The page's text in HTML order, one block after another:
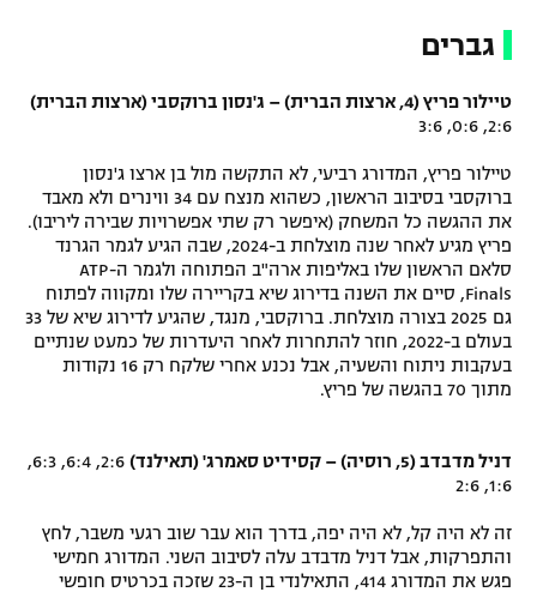
גברים
טיילור פריץ (4, ארצות הברית) – ג'נסון ברוקסבי (ארצות הברית)
2:6, 0:6, 3:6
טיילור פריץ, המדורג רביעי, לא התקשה מול בן ארצו ג'נסון
ברוקסבי בסיבוב הראשון, כשהוא מנצח עם 34 ווינרים ולא מאבד
את ההגשה כל המשחק (איפשר רק שתי אפשרויות שבירה ליריבו).
פריץ מגיע לאחר שנה מוצלחת ב-2024, שבה הגיע לגמר הגרנד
סלאם הראשון שלו באליפות ארה"ב הפתוחה ולגמר ה-ATP
Finals, סיים את השנה בדירוג שיא בקריירה שלו ומקווה לפתוח
גם 2025 בצורה מוצלחת. ברוקסבי, מנגד, שהגיע לדירוג שיא של 33
בעולם ב-2022, חוזר להתחרות לאחר היעדרות של כמעט שנתיים
בעקבות ניתוח והשעיה, אבל נכנע אחרי שלקח רק 16 נקודות
מתוך 70 בהגשה של פריץ.
דניל מדבדב (5, רוסיה) – קסידיט סאמרג' (תאילנד)
2:6, 6:4, 6:3,
1:6, 2:6
זה לא היה קל, לא היה יפה, בדרך הוא עבר שוב רגעי משבר, לחץ
והתפרקות, אבל דניל מדבדב עלה לסיבוב השני. המדורג חמישי
פגש את המדורג 414, התאילנדי בן ה-23 שזכה בכרטיס חופשי